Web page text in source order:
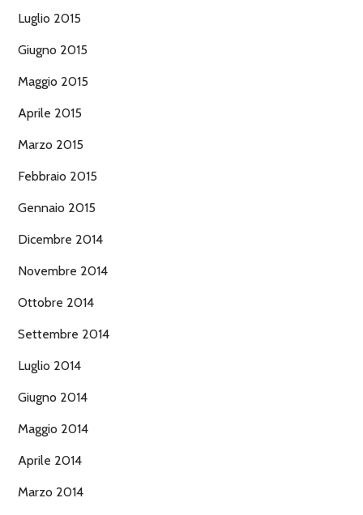
Luglio 2015
Giugno 2015
Maggio 2015
Aprile 2015
Marzo 2015
Febbraio 2015
Gennaio 2015
Dicembre 2014
Novembre 2014
Ottobre 2014
Settembre 2014
Luglio 2014
Giugno 2014
Maggio 2014
Aprile 2014
Marzo 2014